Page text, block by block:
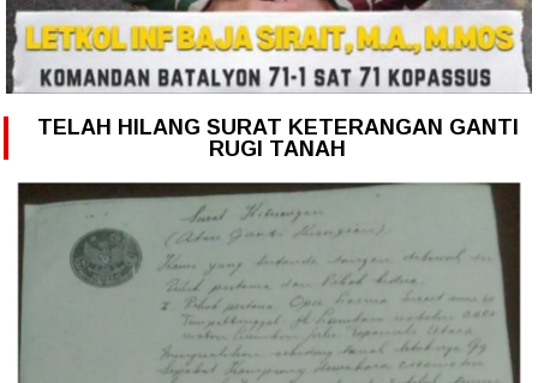
TELAH HILANG SURAT KETERANGAN GANTI
RUGI TANAH